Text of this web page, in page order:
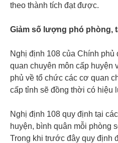
theo thành tích đạt được.
Giảm số lượng phó phòng,
Nghị định 108 của Chính
quan chuyên môn cấp huyện
phủ về tổ chức các cơ quan
cấp tỉnh sẽ đồng thời có hiệu
Nghị định 108 quy định tại
huyện, bình quân mỗi phòng
Trong khi trước đây quy định